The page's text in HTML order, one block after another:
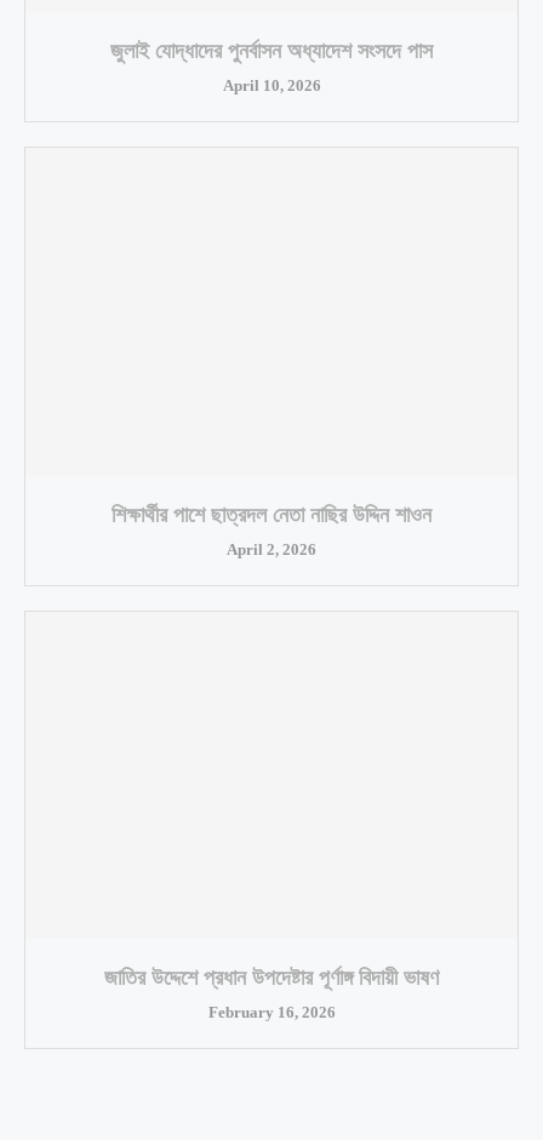
জুলাই যোদ্ধাদের পুনর্বাসন অধ্যাদেশ সংসদে পাস
April 10, 2026
শিক্ষার্থীর পাশে ছাত্রদল নেতা নাছির উদ্দিন শাওন
April 2, 2026
জাতির উদ্দেশে প্রধান উপদেষ্টার পূর্ণাঙ্গ বিদায়ী ভাষণ
February 16, 2026